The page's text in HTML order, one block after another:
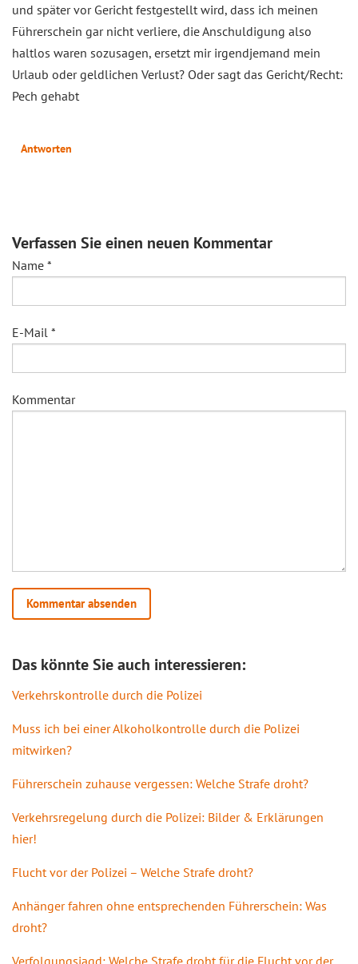
und später vor Gericht festgestellt wird, dass ich meinen
Führerschein gar nicht verliere, die Anschuldigung also
haltlos waren sozusagen, ersetzt mir irgendjemand mein
Urlaub oder geldlichen Verlust? Oder sagt das Gericht/Recht:
Pech gehabt
Antworten
Verfassen Sie einen neuen Kommentar
Name *
E-Mail *
Kommentar
Das könnte Sie auch interessieren:
Verkehrskontrolle durch die Polizei
Muss ich bei einer Alkoholkontrolle durch die Polizei
mitwirken?
Führerschein zuhause vergessen: Welche Strafe droht?
Verkehrsregelung durch die Polizei: Bilder & Erklärungen
hier!
Flucht vor der Polizei – Welche Strafe droht?
Anhänger fahren ohne entsprechenden Führerschein: Was
droht?
Verfolgungsjagd: Welche Strafe droht für die Flucht vor der